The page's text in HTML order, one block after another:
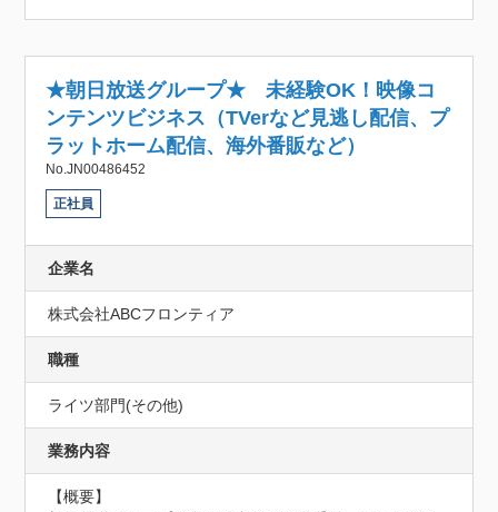
★朝日放送グループ★ 未経験OK！映像コ
ンテンツビジネス（TVerなど見逃し配信、プ
ラットホーム配信、海外番販など）
No.JN00486452
正社員
企業名
株式会社ABCフロンティア
職種
ライツ部門(その他)
業務内容
【概要】